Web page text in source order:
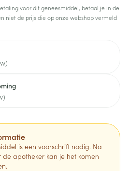
voor dit geneesmiddel, betaal je in de
niet de prijs die op onze webshop vermeld
is een voorschrift nodig. Na
apotheker kan je het komen